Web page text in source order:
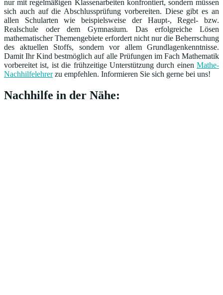
nur mit regelmäßigen Klassenarbeiten konfrontiert, sondern müssen
sich auch auf die Abschlussprüfung vorbereiten. Diese gibt es an
allen Schularten wie beispielsweise der Haupt-, Regel- bzw.
Realschule oder dem Gymnasium. Das erfolgreiche Lösen
mathematischer Themengebiete erfordert nicht nur die Beherrschung
des aktuellen Stoffs, sondern vor allem Grundlagenkenntnisse.
Damit Ihr Kind bestmöglich auf alle Prüfungen im Fach Mathematik
vorbereitet ist, ist die frühzeitige Unterstützung durch einen Mathe-
Nachhilfelehrerzu empfehlen. Informieren Sie sich gerne bei uns!
Nachhilfe in der Nähe: